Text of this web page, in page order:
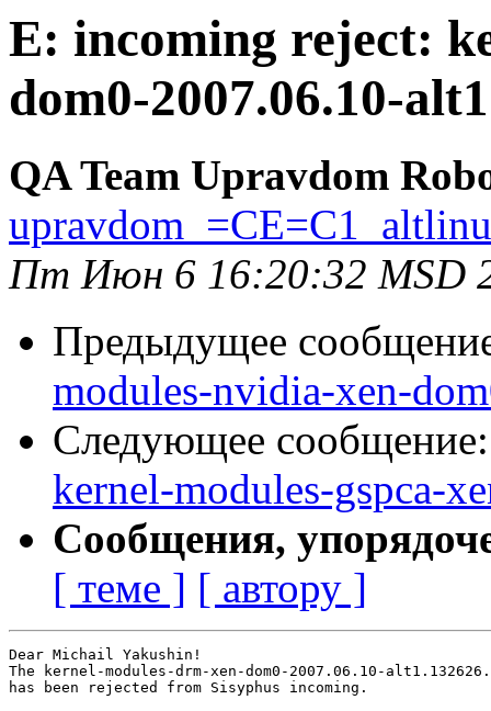
E: incoming reject:
dom0-2007.06.10-
QA Team Upravdom
Пт Июн 6 16:20:32 MSD
Предыдущее
modules-nvidia-xen-
Следующее
kernel-modules-gspca-
Сообщения,
[ теме ] [ автору ]
Dear Michail Yakushin!
The kernel-modules-drm-xen-dom0-2007.06.10-
has been rejected from Sisyphus incoming.